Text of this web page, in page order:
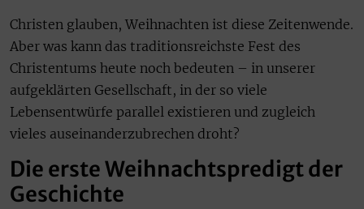
Christen glauben, Weihnachten ist diese Zeitenwende.
Aber was kann das traditionsreichste Fest des
Christentums heute noch bedeuten – in unserer
aufgeklärten Gesellschaft, in der so viele
Lebensentwürfe parallel existieren und zugleich
vieles auseinanderzubrechen droht?
Die erste Weihnachtspredigt der
Geschichte